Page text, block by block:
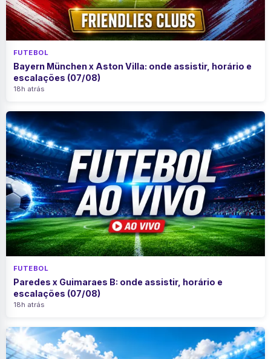
FUTEBOL
Bayern München x Aston Villa: onde assistir, horário e
escalações (07/08)
18h atrás
FUTEBOL
Paredes x Guimaraes B: onde assistir, horário e
escalações (07/08)
18h atrás